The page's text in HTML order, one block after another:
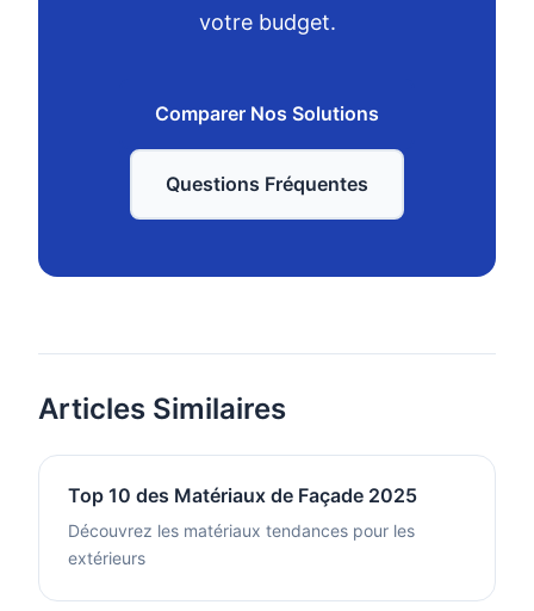
votre budget.
Comparer Nos Solutions
Questions Fréquentes
Articles Similaires
Top 10 des Matériaux de Façade 2025
Découvrez les matériaux tendances pour les
extérieurs